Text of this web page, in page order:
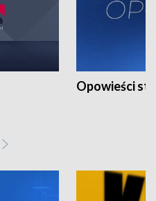
Opowieści